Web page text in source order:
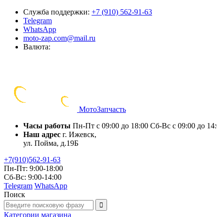
Служба поддержки: +7 (910) 562-91-63
Telegram
WhatsApp
moto-zap.com@mail.ru
Валюта:
МотоЗапчасть
Часы работы Пн-Пт с 09:00 до 18:00 Сб-Вс с 09:00 до
Наш адрес г. Ижевск,
ул. Пойма, д.19Б
+7(910)562-91-63
Пн-Пт: 9:00-18:00
Сб-Вс: 9:00-14:00
Telegram WhatsApp
Поиск
Категории магазина